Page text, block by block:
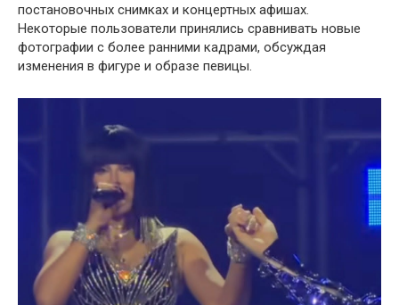
постановочных снимках и концертных афишах.
Некоторые пользователи принялись сравнивать новые
фотографии с более ранними кадрами, обсуждая
изменения в фигуре и образе певицы.